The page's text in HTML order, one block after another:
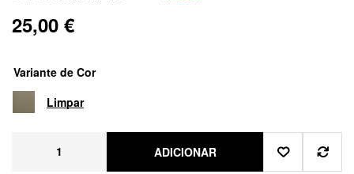
25,00 €
Variante de Cor
Limpar
ADICIONAR